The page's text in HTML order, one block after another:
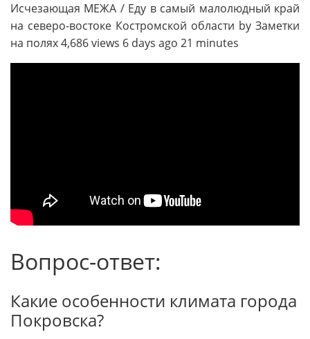
Исчезающая МЕЖА / Еду в самый малолюдный край
на северо-востоке Костромской области by Заметки
на полях 4,686 views 6 days ago 21 minutes
Вопрос-ответ:
Какие особенности климата города
Покровска?